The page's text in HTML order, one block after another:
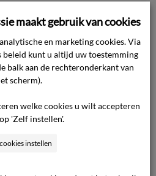
koper moest zijn.
ontving de notaris de
[naam bedrijf] als
Op 16 december
van de akte van levering
waarna de akte op
maakt gebruik van cookies
en marketing cookies. Via
beleid kunt u altijd uw toestemming
balk aan de rechteronderkant van
scherm).
welke cookies u wilt accepteren
'Zelf instellen'.
instellen